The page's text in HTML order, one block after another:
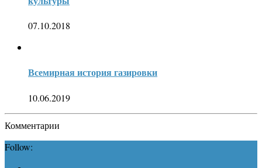
07.10.2018
Всемирная история газировки
10.06.2019
Комментарии
Follow: